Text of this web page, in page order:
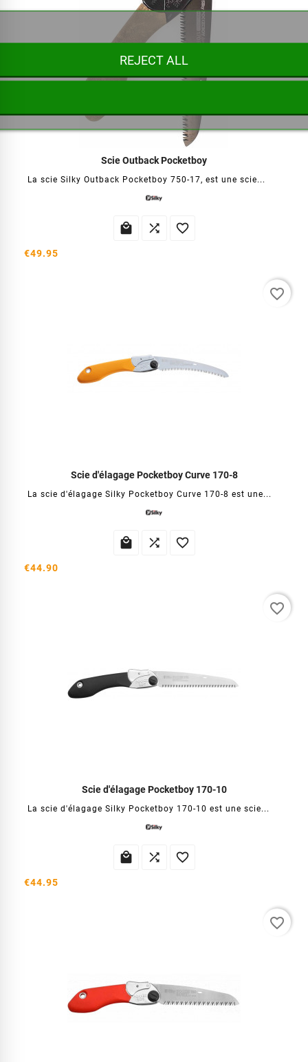
Scie Outback Pocketboy
La scie Silky Outback Pocketboy 750-17, est une scie...
  
€49.95
Scie d'élagage Pocketboy Curve 170-8
La scie d'élagage Silky Pocketboy Curve 170-8 est une...
  
€44.90
favorite_border
Scie d'élagage Pocketboy 170-10
La scie d'élagage Silky Pocketboy 170-10 est une scie...
  
€44.95
favorite_border
favorite_border
REJECT ALL